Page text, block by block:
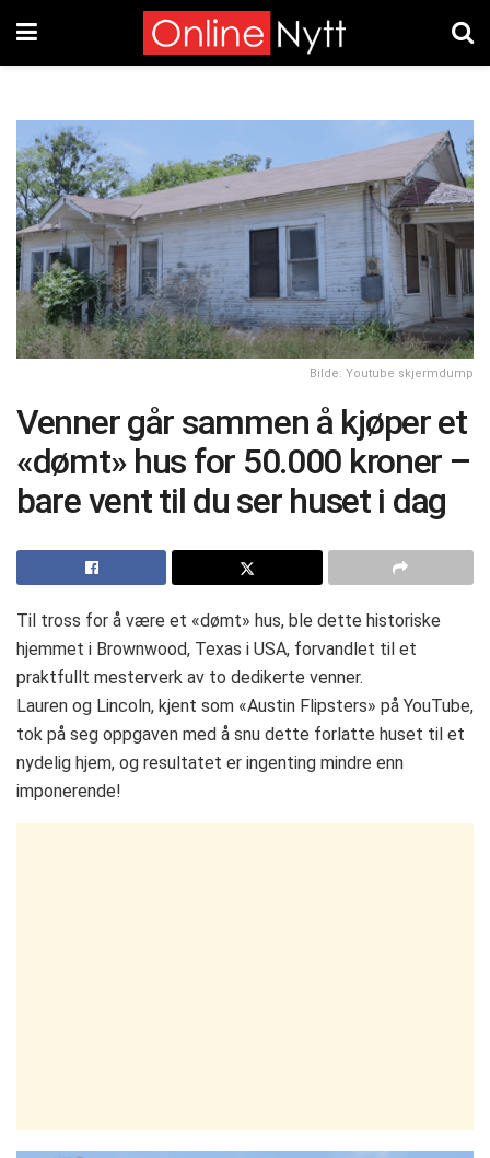
Bilde: Youtube skjermdump
Venner går sammen å kjøper et
«dømt» hus for 50.000 kroner –
bare vent til du ser huset i dag
Til tross for å være et «dømt» hus, ble dette historiske
hjemmet i Brownwood, Texas i USA, forvandlet til et
praktfullt mesterverk av to dedikerte venner.
Lauren og Lincoln, kjent som «Austin Flipsters» på YouTube,
tok på seg oppgaven med å snu dette forlatte huset til et
nydelig hjem, og resultatet er ingenting mindre enn
imponerende!